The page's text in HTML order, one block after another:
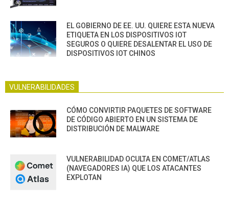
EL GOBIERNO DE EE. UU. QUIERE ESTA NUEVA
ETIQUETA EN LOS DISPOSITIVOS IOT
SEGUROS O QUIERE DESALENTAR EL USO DE
DISPOSITIVOS IOT CHINOS
VULNERABILIDADES
CÓMO CONVIRTIR PAQUETES DE SOFTWARE
DE CÓDIGO ABIERTO EN UN SISTEMA DE
DISTRIBUCIÓN DE MALWARE
VULNERABILIDAD OCULTA EN COMET/ATLAS
(NAVEGADORES IA) QUE LOS ATACANTES
EXPLOTAN